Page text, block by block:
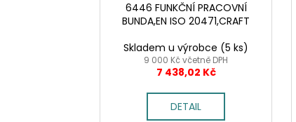
6446 FUNKČNÍ PRACOVNÍ
BUNDA,EN ISO 20471,CRAFT
Skladem u výrobce (5 ks)
9 000 Kč včetně DPH
7 438,02 Kč
DETAIL